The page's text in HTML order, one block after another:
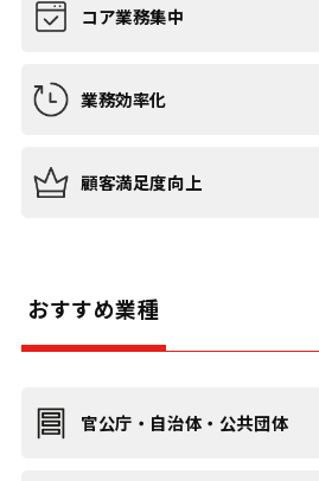
コア業務集中
業務効率化
顧客満足度向上
おすすめ業種
官公庁・自治体・公共団体